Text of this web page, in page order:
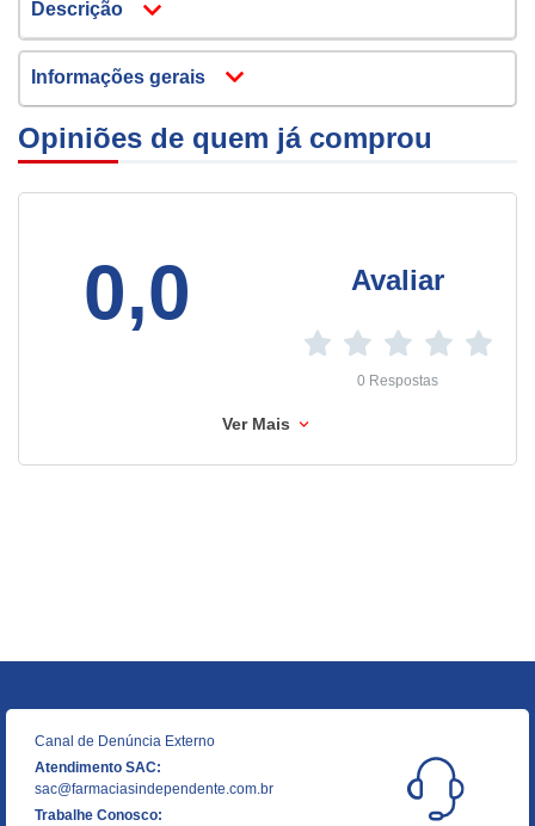
Descrição
Informações gerais
Opiniões de quem já comprou
0,0 Avaliar
0 Respostas
Ver Mais
Canal de Denúncia Externo
Atendimento SAC:
sac@farmaciasindependente.com.br
Trabalhe Conosco: